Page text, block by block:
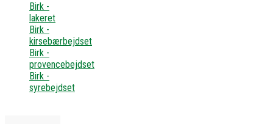
Birk -
lakeret
Birk -
kirsebærbejdset
Birk -
provencebejdset
Birk -
syrebejdset